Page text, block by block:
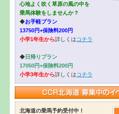
心地よく吹く草原の風の中を
乗馬体験をしませんか？
◆お手軽プラン
13750円+保険料200円
小学1年生から詳しくは コチラ
◆日帰りプラン
17050円+保険料200円
小学3年生から詳しくは コチラ
北海道の乗馬予約受付中！